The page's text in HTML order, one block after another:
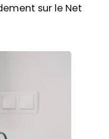
sur le Net